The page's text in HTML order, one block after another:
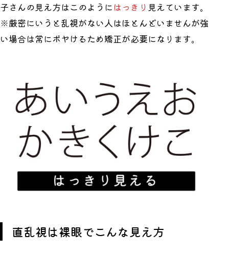
子さんの見え方はこのようにはっきり 見えています。
※厳密にいうと乱視がない人はほとんどいませんが強
い場合は常にボヤけるため矯正が必要になります。
直乱視は裸眼でこんな見え方